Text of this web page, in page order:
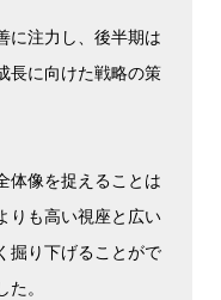
に注力し、後半期は
長に向けた戦略の策
体像を捉えることは
りも高い視座と広い
掘り下げることがで
。